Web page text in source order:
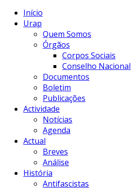
Início
Urap
Quem Somos
Órgãos
Corpos Sociais
Conselho Nacional
Documentos
Boletim
Publicações
Actividade
Notícias
Agenda
Actual
Breves
Análise
História
Antifascistas